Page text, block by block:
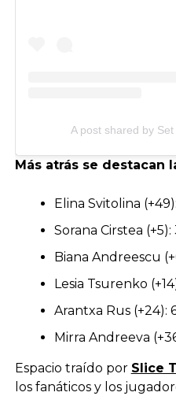
A post shared by
Más atrás se destacan
Elina Svitolina
Sorana Cirstea (+5):
Biana Andreescu
Lesia Tsurenko
Arantxa Rus (+24):
Mirra Andreeva
Espacio traído por Slice
los fanáticos y los